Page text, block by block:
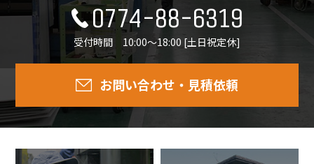
0774-88-6319
受付時間 10:00～18:00 [土日祝定休]
お問い合わせ・見積依頼